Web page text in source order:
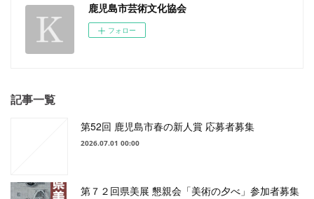
鹿児島市芸術文化協会
フォロー
記事一覧
第52回 鹿児島市春の新人賞 応募者募集
2026.07.01 00:00
第７２回県美展 懇親会「美術の夕べ」参加者募集